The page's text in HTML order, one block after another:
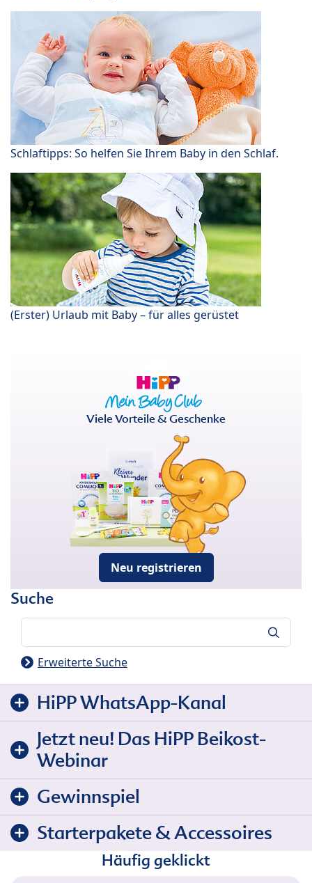
Schlaftipps: So helfen Sie Ihrem Baby in den Schlaf.
(Erster) Urlaub mit Baby – für alles gerüstet
Viele Vorteile & Geschenke
Neu registrieren
Suche
Erweiterte Suche
HiPP WhatsApp-Kanal
Jetzt neu! Das HiPP Beikost-
Webinar
Gewinnspiel
Starterpakete & Accessoires
Häufig geklickt